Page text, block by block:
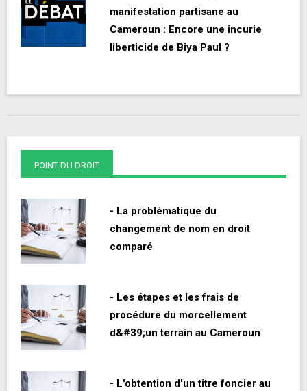
manifestation partisane au
Cameroun : Encore une incurie
liberticide de Biya Paul ?
POINT DU DROIT
- La problématique du
changement de nom en droit
comparé
- Les étapes et les frais de
procédure du morcellement
d&#39;un terrain au Cameroun
- L'obtention d'un titre foncier au